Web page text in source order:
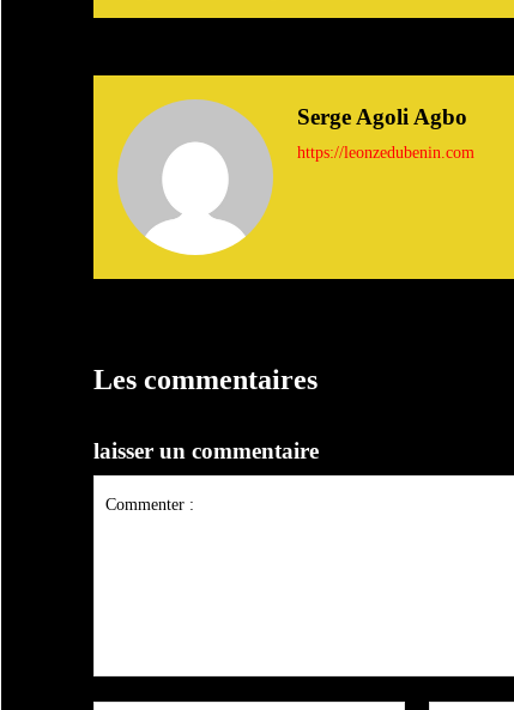
Serge Agoli Agbo
https://leonzedubenin.com
Les commentaires
laisser un commentaire